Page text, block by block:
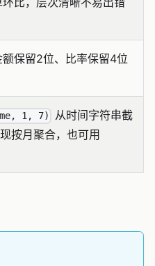
保留2位、比率保留4位
1, 7)
从时间字符串截
按月聚合，也可用